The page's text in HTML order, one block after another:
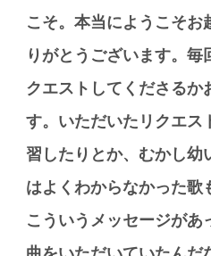
こそ。本当にようこそお
りがとうございます。毎
クエストしてくださるか
す。いただいたリクエス
習したりとか、むかし幼
はよくわからなかった歌
こういうメッセージがあ